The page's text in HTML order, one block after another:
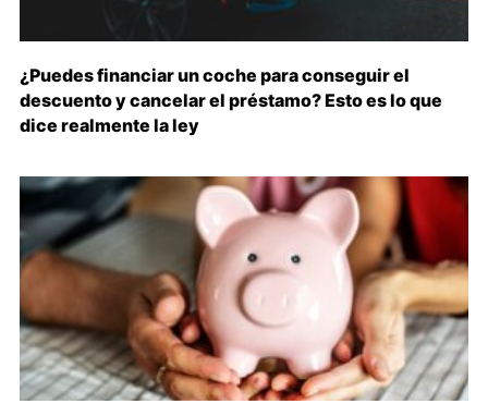
¿Puedes financiar un coche para conseguir el
descuento y cancelar el préstamo? Esto es lo que
dice realmente la ley